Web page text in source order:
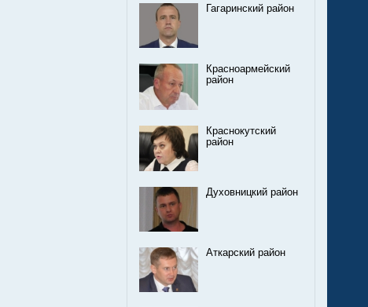
Гагаринский район
Красноармейский
район
Краснокутский
район
Духовницкий район
Аткарский район